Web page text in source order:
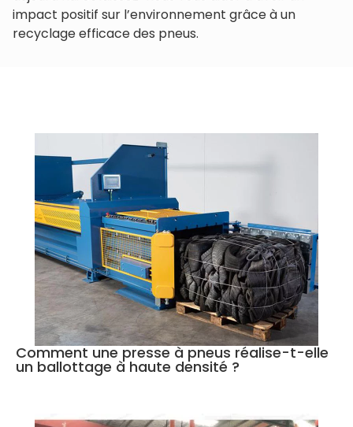
impact positif sur l’environnement grâce à un
recyclage efficace des pneus.
Comment une presse à pneus réalise-t-elle
un ballottage à haute densité ?